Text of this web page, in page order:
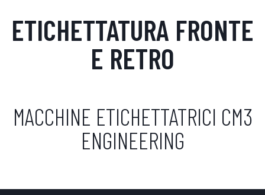
ETICHETTATURA FRONTE
E RETRO
MACCHINE ETICHETTATRICI CM3
ENGINEERING